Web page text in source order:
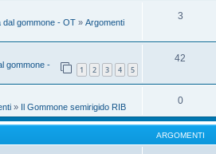
dal gommone - OT » Argomenti
3
1 2 3 4 5
gommone -
42
» Il Gommone semirigido RIB
0
ARGOMENTI